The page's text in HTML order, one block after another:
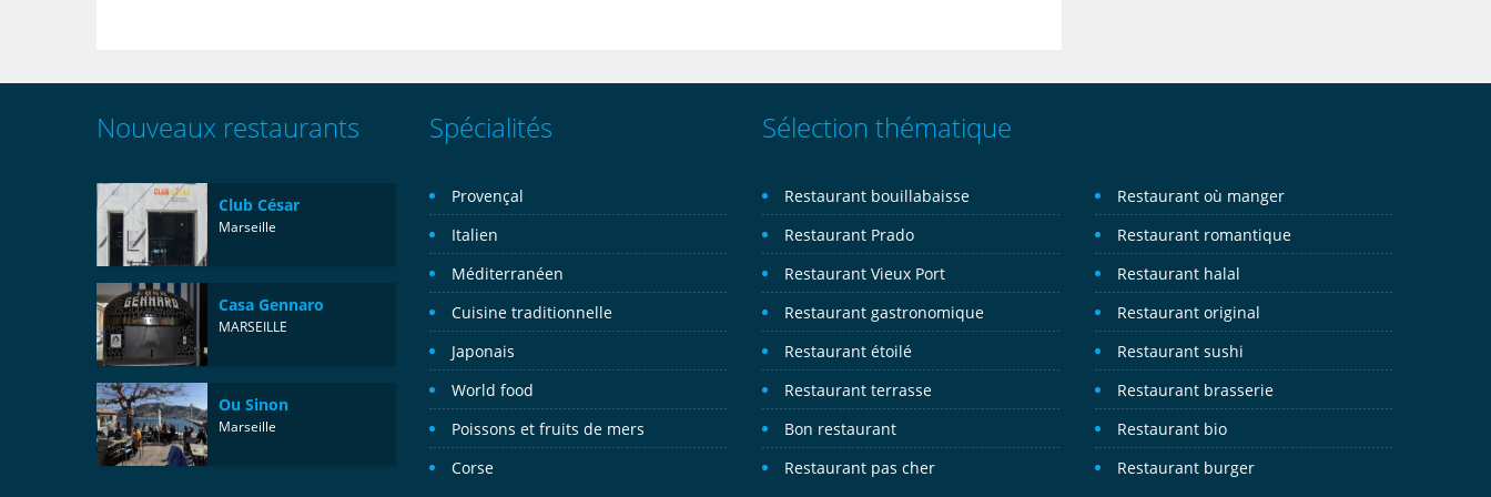
Nouveaux restaurants
Club César
Marseille
Casa Gennaro
MARSEILLE
Ou Sinon
Marseille
Spécialités
Provençal
Italien
Méditerranéen
Cuisine traditionnelle
Japonais
World food
Poissons et fruits de mers
Corse
Sélection thématique
Restaurant bouillabaisse
Restaurant Prado
Restaurant Vieux Port
Restaurant gastronomique
Restaurant étoilé
Restaurant terrasse
Bon restaurant
Restaurant pas cher
Restaurant où manger
Restaurant romantique
Restaurant halal
Restaurant original
Restaurant sushi
Restaurant brasserie
Restaurant bio
Restaurant burger